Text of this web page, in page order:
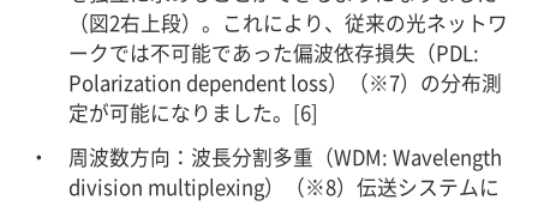
（図2右上段）。これにより、従来の光ネットワ
ークでは不可能であった偏波依存損失（PDL:
Polarization dependent loss）（※7）の分布測
定が可能になりました。[6]
周波数方向：波長分割多重（WDM: Wavelength
division multiplexing）（※8）伝送システムに